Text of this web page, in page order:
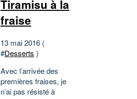
Tiramisu à la
fraise
13 mai 2016 (
#Desserts )
Avec l’arrivée des
premières fraises, je
n’ai pas résisté à